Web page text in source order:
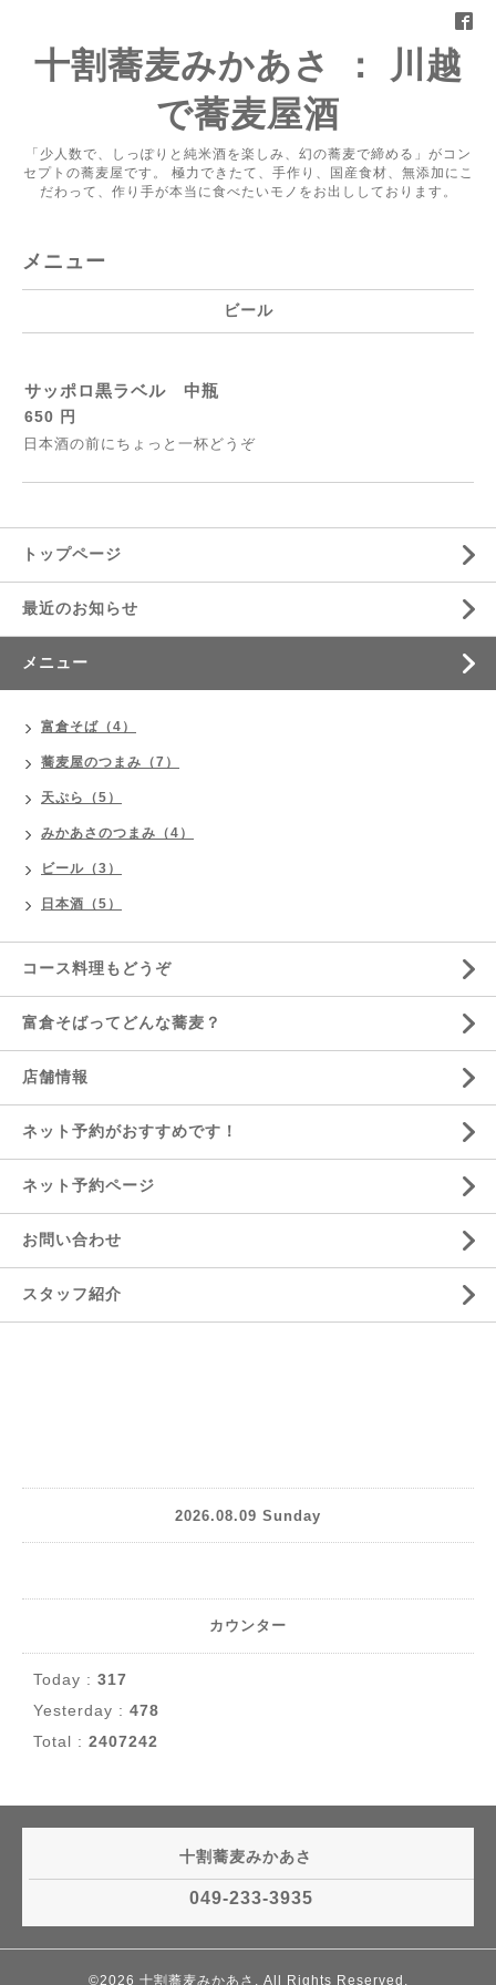
十割蕎麦みかあさ ： 川越
で蕎麦屋酒
「少人数で、しっぽりと純米酒を楽しみ、幻の蕎麦で締める」がコン
セプトの蕎麦屋です。 極力できたて、手作り、国産食材、無添加にこ
だわって、作り手が本当に食べたいモノをお出ししております。
メニュー
ビール
サッポロ黒ラベル 中瓶
650 円
日本酒の前にちょっと一杯どうぞ
トップページ
最近のお知らせ
メニュー
富倉そば（4）
蕎麦屋のつまみ（7）
天ぷら（5）
みかあさのつまみ（4）
ビール（3）
日本酒（5）
コース料理もどうぞ
富倉そばってどんな蕎麦？
店舗情報
ネット予約がおすすめです！
ネット予約ページ
お問い合わせ
スタッフ紹介
2026.08.09 Sunday
カウンター
Today : 317
Yesterday : 478
Total : 2407242
十割蕎麦みかあさ
049-233-3935
©2026 十割蕎麦みかあさ . All Rights Reserved.